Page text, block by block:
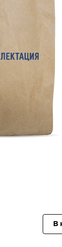
В